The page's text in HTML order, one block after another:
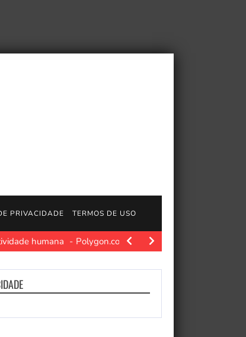
PRIVACIDADE TERMOS DE USO
humana Polygon.com. Yoshitaka Amano passou